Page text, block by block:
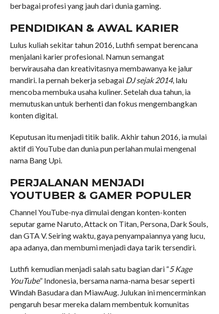
berbagai profesi yang jauh dari dunia gaming.
PENDIDIKAN & AWAL KARIER
Lulus kuliah sekitar tahun 2016, Luthfi sempat berencana
menjalani karier profesional. Namun semangat
berwirausaha dan kreativitasnya membawanya ke jalur
mandiri. Ia pernah bekerja sebagai DJ sejak 2014, lalu
mencoba membuka usaha kuliner. Setelah dua tahun, ia
memutuskan untuk berhenti dan fokus mengembangkan
konten digital.
Keputusan itu menjadi titik balik. Akhir tahun 2016, ia mulai
aktif di YouTube dan dunia pun perlahan mulai mengenal
nama Bang Upi.
PERJALANAN MENJADI
YOUTUBER & GAMER POPULER
Channel YouTube-nya dimulai dengan konten-konten
seputar game Naruto, Attack on Titan, Persona, Dark Souls,
dan GTA V. Seiring waktu, gaya penyampaiannya yang lucu,
apa adanya, dan membumi menjadi daya tarik tersendiri.
Luthfi kemudian menjadi salah satu bagian dari “5 Kage
YouTube” Indonesia, bersama nama-nama besar seperti
Windah Basudara dan MiawAug. Julukan ini mencerminkan
pengaruh besar mereka dalam membentuk komunitas